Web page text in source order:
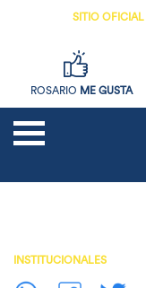
SITIO OFICIAL
ROSARIO ME GUSTA
SOCIOS
INSTITUCIONALES